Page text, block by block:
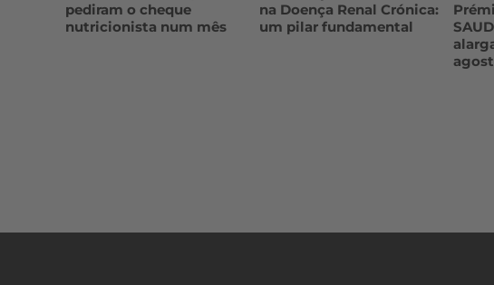
pediram o cheque
nutricionista num mês
na Doença Renal Crónica:
um pilar fundamental